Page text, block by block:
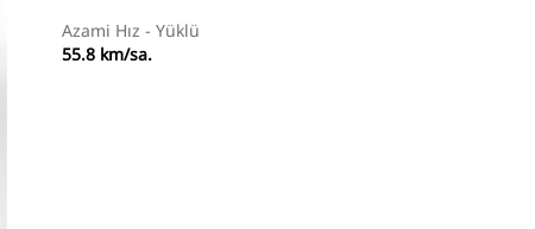
Azami Hız - Yüklü
55.8 km/sa.